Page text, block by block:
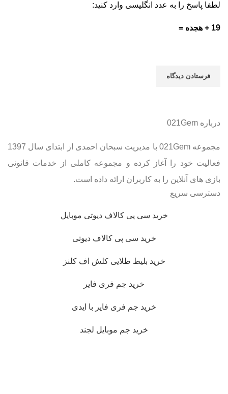
لطفا پاسخ را به عدد انگلیسی وارد کنید:
19 + هجده =
درباره 021Gem
مجموعه 021Gem با مدیریت سبحان احمدی از ابتدای سال 1397
فعالیت خود را آغاز کرده و مجموعه کاملی از خدمات قانونی
بازی های آنلاین را به کاربران ارائه داده است.
دسترسی سریع
خرید سی پی کالاف دیوتی موبایل
خرید سی پی کالاف دیوتی
خرید بلیط طلایی کلش اف کلنز
خرید جم فری فایر
خرید جم فری فایر با ایدی
خرید جم موبایل لجند